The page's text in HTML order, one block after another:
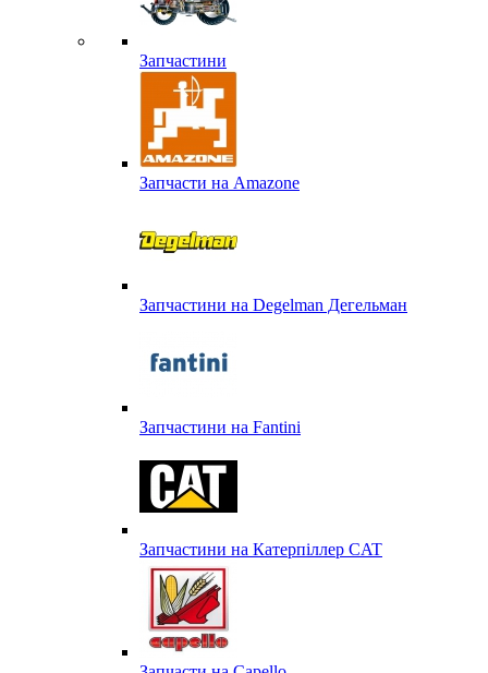
Запчастини
Запчасти на Amazone
Запчастини на Degelman Дегельман
Запчастини на Fantini
Запчастини на Катерпіллер CAT